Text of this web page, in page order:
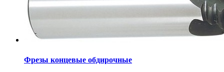
Фрезы концевые обдирочные